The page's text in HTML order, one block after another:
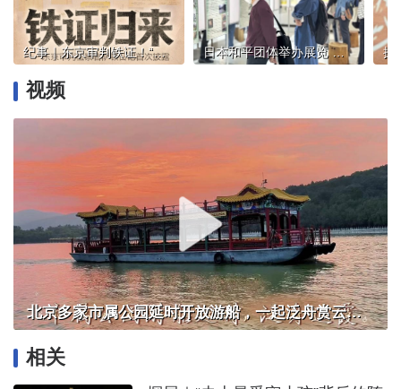
纪事｜东京审判铁证！“萨顿日记”归来，填补至关重要拼图 日本和平团体举办展览 呼吁政府正视侵略历史
视频
北京多家市属公园延时开放游船，一起泛舟赏云霞！
相关